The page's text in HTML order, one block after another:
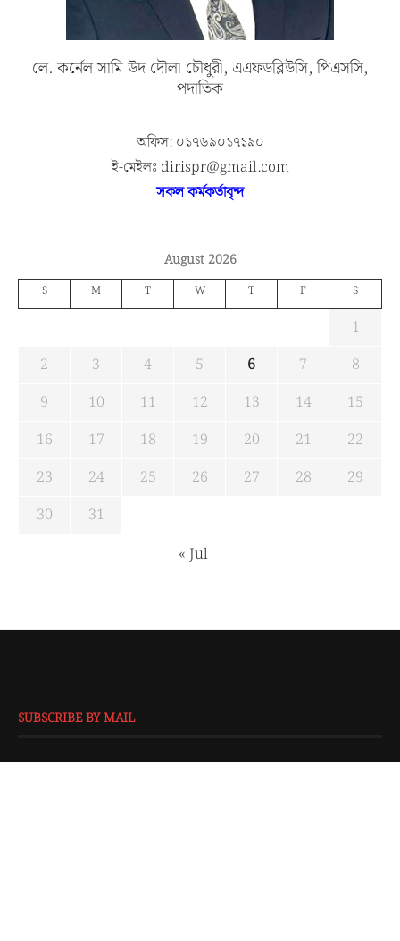
লে. কর্নেল সামি উদ দৌলা চৌধুরী, এএফডব্লিউসি, পিএসসি,
পদাতিক
অফিস: ০১৭৬৯০১৭১৯০
ই-মেইলঃ dirispr@gmail.com
সকল কর্মকর্তাবৃন্দ
August 2026
S M T W T F S
1
2
3 4 5 6 7
8
9
10 11 12 13 14
15
16
17 18 19 20 21
22
23
24 25 26 27 28
29
30
31
« Jul
SUBSCRIBE BY MAIL